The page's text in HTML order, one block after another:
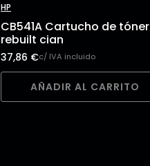
HP
CB541A Cartucho de tóner
rebuilt cian
37,86 €c/ IVA incluido
AÑADIR AL CARRITO